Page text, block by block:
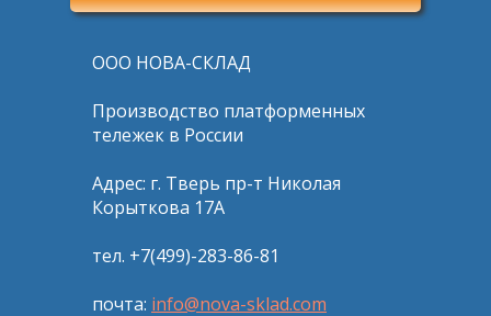
ООО НОВА-СКЛАД
Производство платформенных
тележек в России
Адрес: г. Тверь пр-т Николая
Корыткова 17А
тел. +7(499)-283-86-81
почта: info@nova-sklad.com